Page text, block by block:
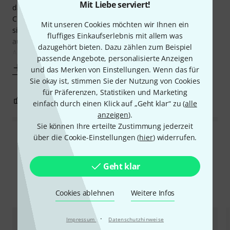
Mit Liebe serviert!
Mit unseren Cookies möchten wir Ihnen ein
fluffiges Einkaufserlebnis mit allem was
dazugehört bieten. Dazu zählen zum Beispiel
passende Angebote, personalisierte Anzeigen
und das Merken von Einstellungen. Wenn das für
Sie okay ist, stimmen Sie der Nutzung von Cookies
für Präferenzen, Statistiken und Marketing
einfach durch einen Klick auf „Geht klar“ zu (alle
anzeigen).
Sie können Ihre erteilte Zustimmung jederzeit
über die Cookie-Einstellungen (hier) widerrufen.
Geht klar
Cookies ablehnen Weitere Infos
Impressum · Datenschutzhinweise
das kleine 3mm Stubby und ganz viele andere!
Chicken Picks haben einen sehr guten Grip und langlebig
sind diese auch! Früher oder später spielen sie sich aber
auch ab ...
Aktuell ist
Mehr anzeigen
0 BEWERTUNG MELDEN
Alle Bewertungen lesen
Alternativen vergleichen